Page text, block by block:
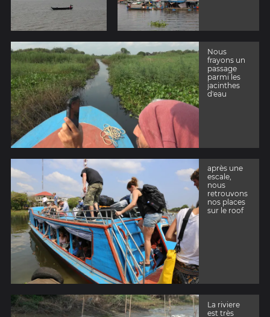
Nous
frayons un
passage
parmi les
jacinthes
d'eau
après une
escale,
nous
retrouvons
nos places
sur le roof
La riviere
est très